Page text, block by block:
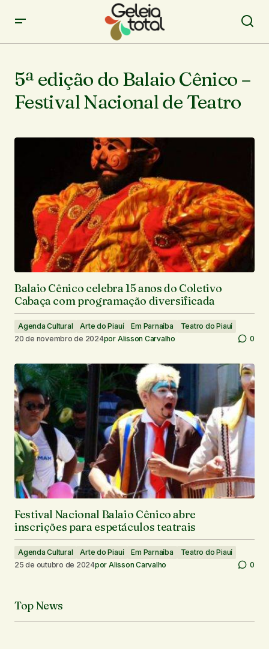
5ª edição do Balaio Cênico –
Festival Nacional de Teatro
Balaio Cênico celebra 15 anos do Coletivo
Cabaça com programação diversificada
Agenda Cultural Arte do Piauí Em Parnaíba
Teatro do Piauí
20 de novembro de 2024por Alisson Carvalho 0
Festival Nacional Balaio Cênico abre
inscrições para espetáculos teatrais
Agenda Cultural Arte do Piauí Em Parnaíba
Teatro do Piauí
25 de outubro de 2024por Alisson Carvalho 0
Top News